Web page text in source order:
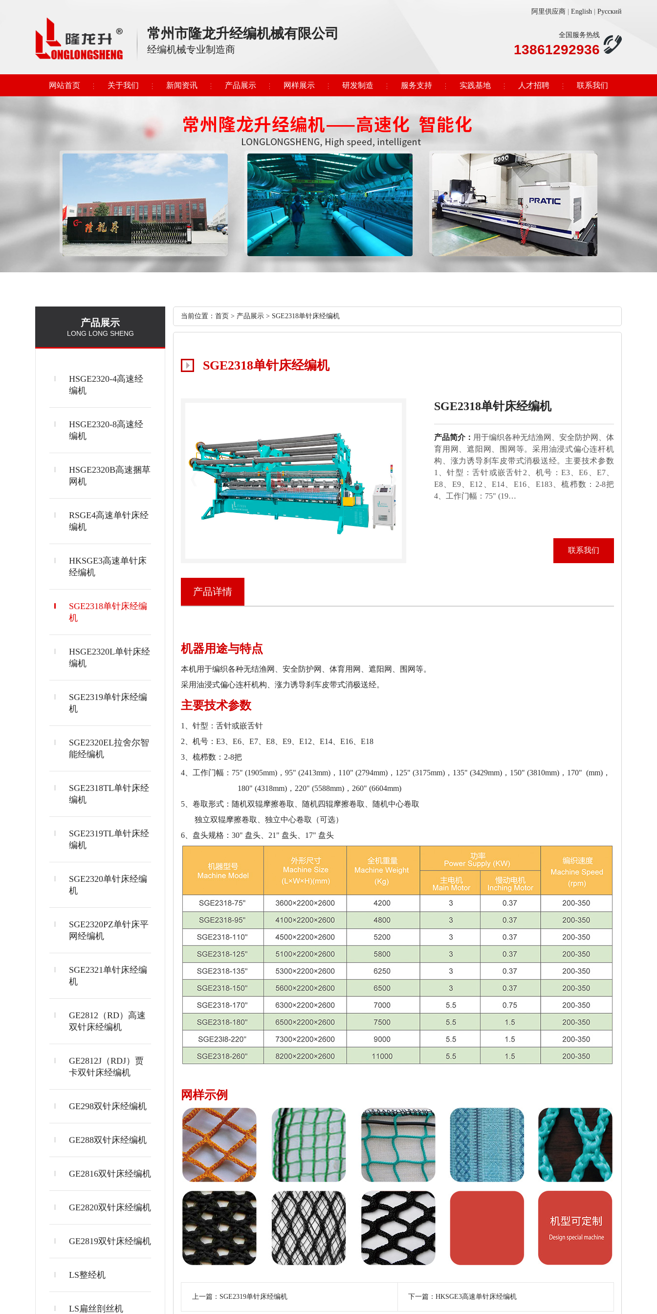
常州市隆龙升经编机械有限公司
经编机械专业制造商
阿里供应商 English Русский
全国服务热线
13861292936
网站首页 关于我们 新闻资讯 产品展示 网样展示 研发制造 服务支持 实践基地 人才招聘 联系我们
产品展示
LONG LONG SHENG
HSGE2320-4高速经
编机
HSGE2320-8高速经
编机
HSGE2320B高速捆草
网机
RSGE4高速单针床经
编机
HKSGE3高速单针床
经编机
SGE2318单针床经编
机
HSGE2320L单针床经
编机
SGE2319单针床经编
机
SGE2320EL拉舍尔智
能经编机
SGE2318TL单针床经
编机
SGE2319TL单针床经
编机
SGE2320单针床经编
机
SGE2320PZ单针床平
网经编机
SGE2321单针床经编
机
GE2812（RD）高速
双针床经编机
GE2812J（RDJ）贾
卡双针床经编机
GE298双针床经编机
GE288双针床经编机
GE2816双针床经编机
GE2820双针床经编机
GE2819双针床经编机
LS整经机
LS扁丝剖丝机
当前位置： 首页 > 产品展示 > SGE2318单针床经编机
SGE2318单针床经编机
SGE2318单针床经编机
产品简介： 用于编织各种无结渔网、安全防护网、体
育用网、遮阳网、围网等。采用油浸式偏心连杆机
构、涨力诱导刹车皮带式消极送经。主要技术参数
1、针型：舌针或嵌舌针2、机号：E3、E6、E7、
E8、E9、E12、E14、E16、E183、梳栉数：2-8把
4、工作门幅：75" (19…
联系我们
产品详情
机器用途与特点
本机用于编织各种无结渔网、安全防护网、体育用网、遮阳网、围网等。
采用油浸式偏心连杆机构、涨力诱导刹车皮带式消极送经。
主要技术参数
1、针型：舌针或嵌舌针
2、机号：E3、E6、E7、E8、E9、E12、E14、E16、E18
3、梳栉数：2-8把
4、工作门幅：75" (1905mm)，95" (2413mm)，110" (2794mm)，125" (3175mm)，135" (3429mm)，150" (3810mm)，170" (mm)，
180" (4318mm)，220" (5588mm)，260" (6604mm)
5、卷取形式：随机双辊摩擦卷取、随机四辊摩擦卷取、随机中心卷取
独立双辊摩擦卷取、独立中心卷取（可选）
6、盘头规格：30" 盘头、21" 盘头、17" 盘头
网样示例
上一篇： SGE2319单针床经编机 下一篇：HKSGE3高速单针床经编机